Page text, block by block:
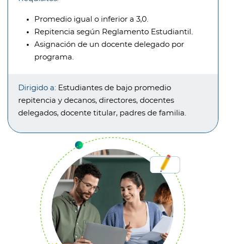
Promedio igual o inferior a 3,0.
Repitencia según Reglamento Estudiantil.
Asignación de un docente delegado por
programa.
Dirigido a: Estudiantes de bajo promedio
repitencia y decanos, directores, docentes
delegados, docente titular, padres de familia.